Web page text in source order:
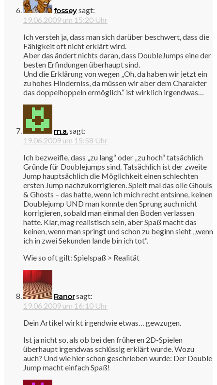
fosseysagt:
19.06.2009 um 15:20 Uhr
Ich versteh ja, dass man sich darüber beschwert, dass die
Fähigkeit oft nicht erklärt wird.
Aber das ändert nichts daran, dass DoubleJumps eine der
besten Erfindungen überhaupt sind.
Und die Erklärung von wegen „Oh, da haben wir jetzt ein
zu hohes Hinderniss, da müssen wir aber dem Charakter
das doppelhoppeln ermöglich.“ ist wirklich irgendwas…
m.a.sagt:
19.06.2009 um 15:58 Uhr
Ich bezweifle, dass „zu lang“ oder „zu hoch“ tatsächlich
Gründe für Doublejumps sind. Tatsächlich ist der zweite
Jump hauptsächlich die Möglichkeit einen schlechten
ersten Jump nachzukorrigieren. Spielt mal das olle Ghouls
& Ghosts – das hatte, wenn ich mich recht entsinne, keinen
Doublejump UND man konnte den Sprung auch nicht
korrigieren, sobald man einmal den Boden verlassen
hatte. Klar, mag realistisch sein, aber Spaß macht das
keinen, wenn man springt und schon zu beginn sieht „wenn
ich in zwei Sekunden lande bin ich tot“.
Wie so oft gilt: Spielspaß > Realität
Ranorsagt:
19.06.2009 um 16:10 Uhr
Dein Artikel wirkt irgendwie etwas… gewzugen.
Ist ja nicht so, als ob bei den früheren 2D-Spielen
überhaupt irgendwas schlüssig erklärt wurde. Wozu
auch? Und wie hier schon geschrieben wurde: Der Double
Jump macht einfach Spaß!